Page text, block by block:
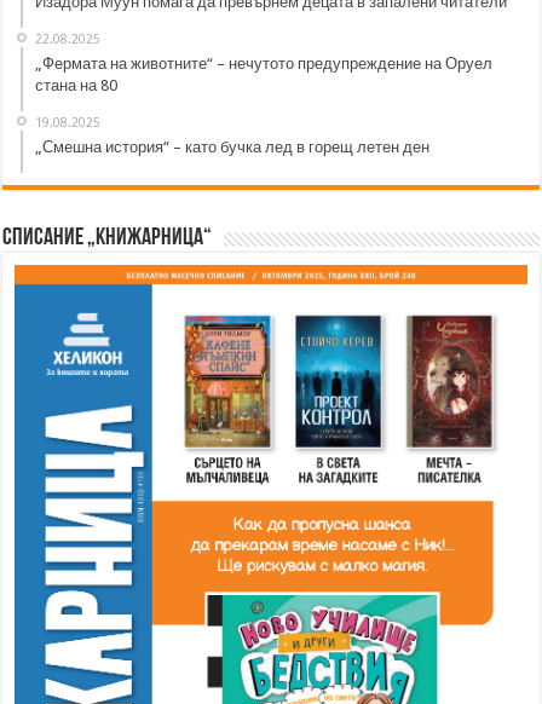
22.08.2025
„Фермата на животните“ – нечутото предупреждение на Оруел
стана на 80
19.08.2025
„Смешна история“ – като бучка лед в горещ летен ден
Списание „Книжарница“